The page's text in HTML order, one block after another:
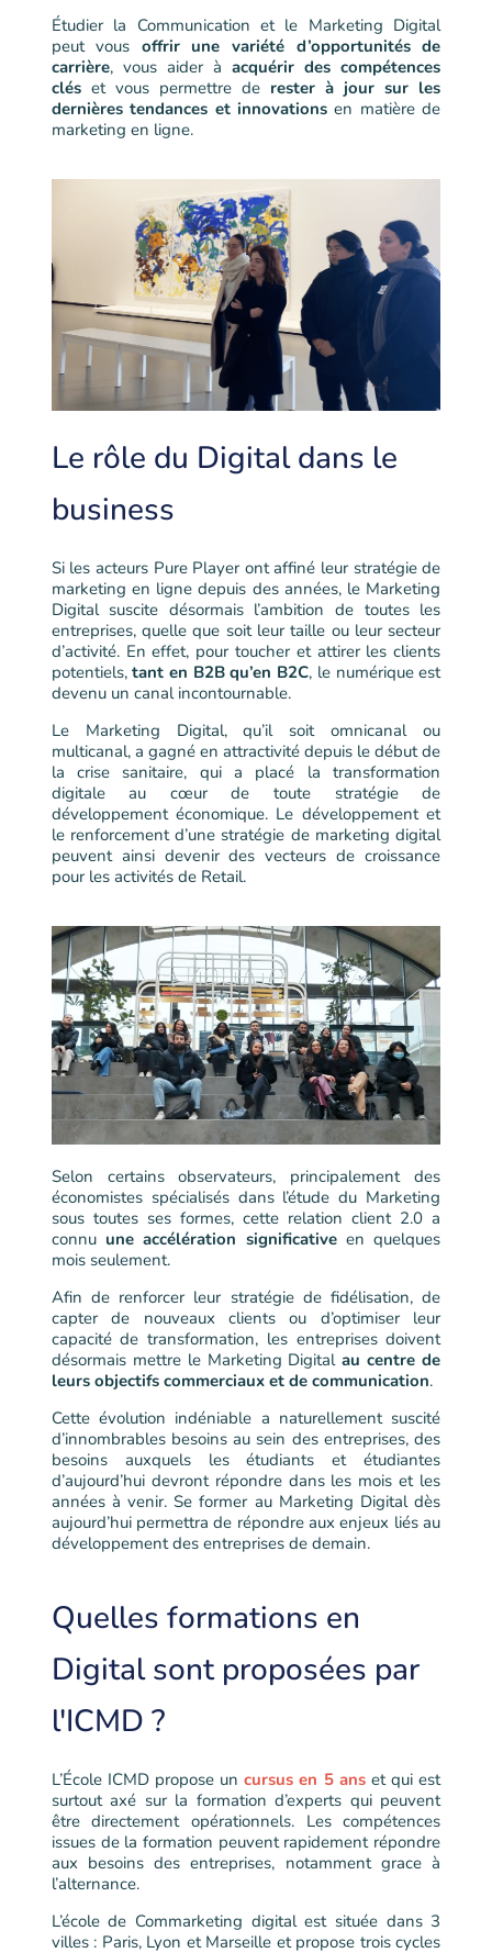
Étudier la Communication et le Marketing Digital
peut vous offrir une variété d’opportunités de
carrière, vous aider àacquérir des compétences
cléset vous permettre de rester à jour sur les
dernières tendances et innovations en matière de
marketing en ligne.
Le rôle du Digital dans le
business
Si les acteurs Pure Player ont affiné leur stratégie de
marketing en ligne depuis des années, le Marketing
Digital suscite désormais l’ambition de toutes les
entreprises, quelle que soit leur taille ou leur secteur
d’activité. En effet, pour toucher et attirer les clients
potentiels,tant en B2B qu’en B2C, le numérique est
devenu un canal incontournable.
Le Marketing Digital, qu’il soit omnicanal ou
multicanal, a gagné en attractivité depuis le début de
la crise sanitaire, qui a placé la transformation
digitale au cœur de toute stratégie de
développement économique. Le développement et
le renforcement d’une stratégie de marketing digital
peuvent ainsi devenir des vecteurs de croissance
pour les activités de Retail.
Selon certains observateurs, principalement des
économistes spécialisés dans l’étude du Marketing
sous toutes ses formes, cette relation client 2.0 a
connu une accélération significativeen quelques
mois seulement.
Afin de renforcer leur stratégie de fidélisation, de
capter de nouveaux clients ou d’optimiser leur
capacité de transformation, les entreprises doivent
désormais mettre le Marketing Digitalau centre de
leurs objectifs commerciaux et de communication.
Cette évolution indéniable a naturellement suscité
d’innombrables besoins au sein des entreprises, des
besoins auxquels les étudiants et étudiantes
d’aujourd’hui devront répondre dans les mois et les
années à venir. Se former au Marketing Digital dès
aujourd’hui permettra de répondre aux enjeux liés au
développement des entreprises de demain.
Quelles formations en
Digital sont proposées par
l'ICMD ?
L’École ICMD propose uncursus en 5 anset qui est
surtout axé sur la formation d’experts qui peuvent
être directement opérationnels. Les compétences
issues de la formation peuvent rapidement répondre
aux besoins des entreprises, notamment grace à
l’alternance.
L’école de Commarketing digital est située dans 3
villes : Paris, Lyon et Marseille et propose trois cycles